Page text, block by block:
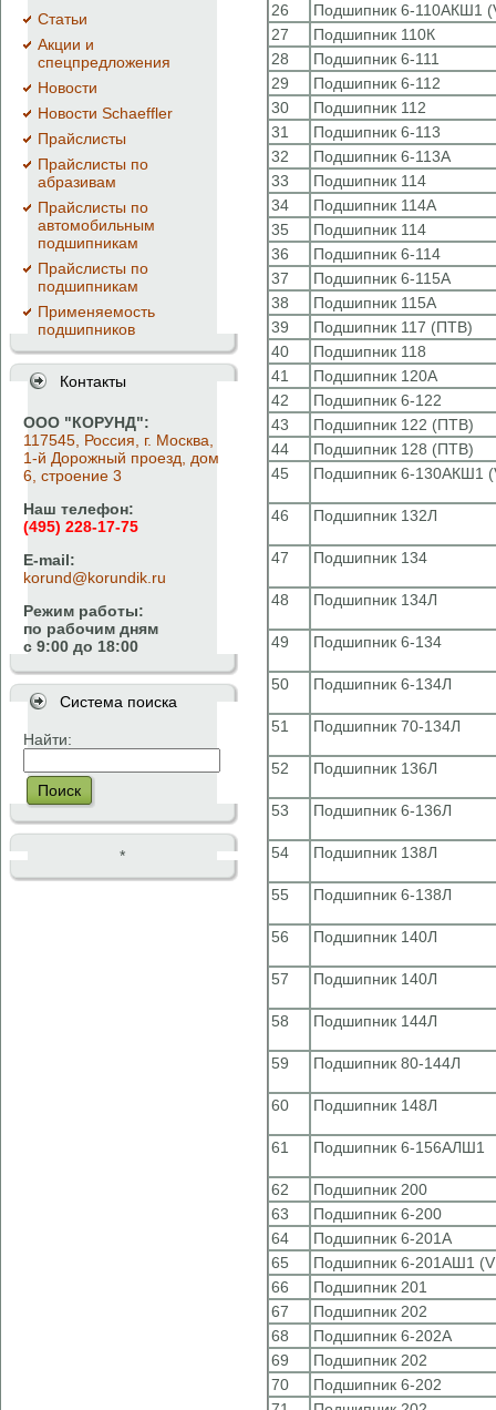
Cтатьи
Акции и
спецпредложения
Новости
Новости Schaeffler
Прайслисты
Прайслисты по
абразивам
Прайслисты по
автомобильным
подшипникам
Прайслисты по
подшипникам
Применяемость
подшипников
Контакты
ООО "КОРУНД":
117545, Россия, г. Москва,
1-й Дорожный проезд, дом
6, строение 3
Наш телефон:
(495) 228-17-75
E-mail:
korund@korundik.ru
Режим работы:
по рабочим дням
с 9:00 до 18:00
Система поиска
Найти:
Поиск
*
26
Подшипник 6-110АКШ1
27
Подшипник 110К
28
Подшипник 6-111
29
Подшипник 6-112
30
Подшипник 112
31
Подшипник 6-113
32
Подшипник 6-113А
33
Подшипник 114
34
Подшипник 114А
35
Подшипник 114
36
Подшипник 6-114
37
Подшипник 6-115А
38
Подшипник 115А
39
Подшипник 117 (ПТВ)
40
Подшипник 118
41
Подшипник 120А
42
Подшипник 6-122
43
Подшипник 122 (ПТВ)
44
Подшипник 128 (ПТВ)
45
Подшипник 6-130АКШ1
46 Подшипник 132Л
47 Подшипник 134
48 Подшипник 134Л
49 Подшипник 6-134
50 Подшипник 6-134Л
51 Подшипник 70-134Л
52 Подшипник 136Л
53 Подшипник 6-136Л
54 Подшипник 138Л
55 Подшипник 6-138Л
56 Подшипник 140Л
57 Подшипник 140Л
58 Подшипник 144Л
59 Подшипник 80-144Л
60 Подшипник 148Л
61 Подшипник 6-156АЛШ1
62
Подшипник 200
63
Подшипник 6-200
64
Подшипник 6-201А
65
Подшипник 6-201АШ1
66
Подшипник 201
67
Подшипник 202
68
Подшипник 6-202А
69
Подшипник 202
70
Подшипник 6-202